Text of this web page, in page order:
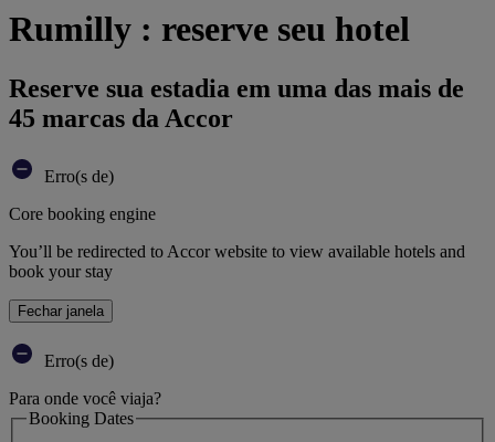
Rumilly : reserve seu hotel
Reserve sua estadia em uma das mais de
45 marcas da Accor
Erro(s de)
Core booking engine
You’ll be redirected to Accor website to view available hotels and
book your stay
Fechar janela
Erro(s de)
Para onde você viaja?
Booking Dates